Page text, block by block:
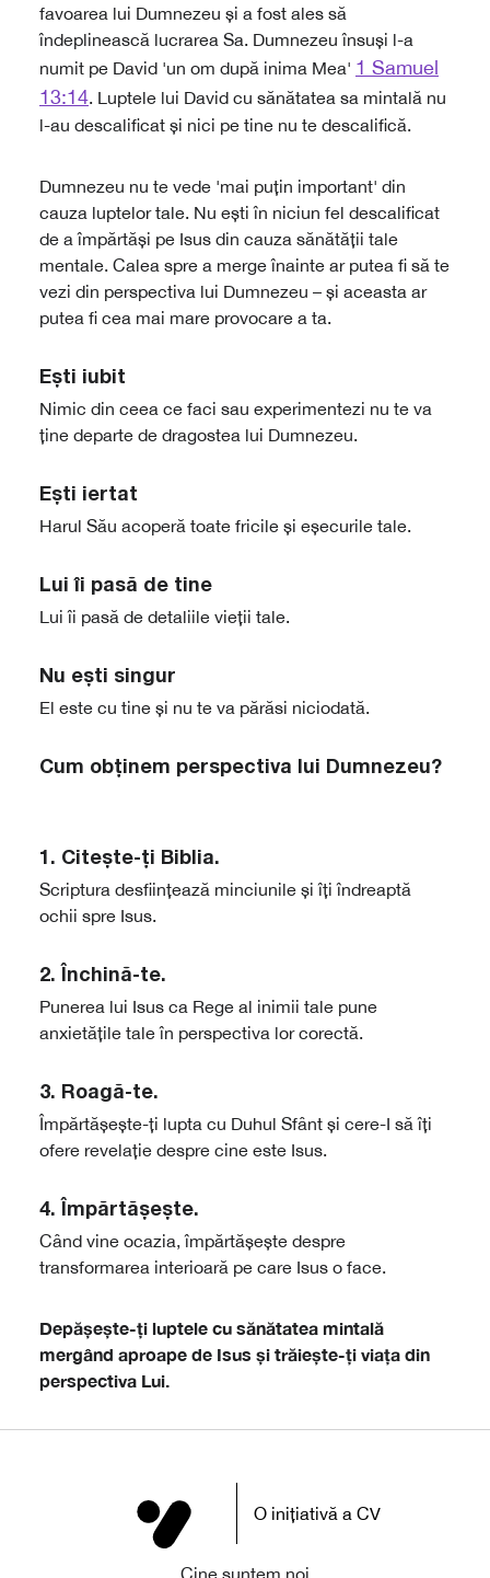
favoarea lui Dumnezeu și a fost ales să
îndeplinească lucrarea Sa. Dumnezeu însuși l-a
numit pe David 'un om după inima Mea' 1 Samuel
13:14. Luptele lui David cu sănătatea sa mintală nu
l-au descalificat și nici pe tine nu te descalifică.
Dumnezeu nu te vede 'mai puțin important' din
cauza luptelor tale. Nu ești în niciun fel descalificat
de a împărtăși pe Isus din cauza sănătății tale
mentale. Calea spre a merge înainte ar putea fi să te
vezi din perspectiva lui Dumnezeu – și aceasta ar
putea fi cea mai mare provocare a ta.
Ești iubit
Nimic din ceea ce faci sau experimentezi nu te va
ține departe de dragostea lui Dumnezeu.
Ești iertat
Harul Său acoperă toate fricile și eșecurile tale.
Lui îi pasă de tine
Lui îi pasă de detaliile vieții tale.
Nu eşti singur
El este cu tine și nu te va părăsi niciodată.
Cum obținem perspectiva lui Dumnezeu?
1. Citește-ți Biblia.
Scriptura desființează minciunile și îți îndreaptă
ochii spre Isus.
2. Închină-te.
Punerea lui Isus ca Rege al inimii tale pune
anxietățile tale în perspectiva lor corectă.
3. Roagă-te.
Împărtășește-ți lupta cu Duhul Sfânt și cere-I să îți
ofere revelație despre cine este Isus.
4. Împărtășește.
Când vine ocazia, împărtășește despre
transformarea interioară pe care Isus o face.
Depășește-ți luptele cu sănătatea mintală
mergând aproape de Isus și trăiește-ți viața din
perspectiva Lui.
O inițiativă a CV
Cine suntem noi